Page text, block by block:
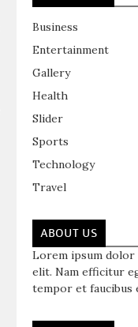
Business
Entertainment
Gallery
Health
Slider
Sports
Technology
Travel
ABOUT US
Lorem ipsum dolor
elit. Nam efficitur
tempor et faucibus